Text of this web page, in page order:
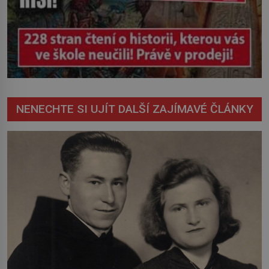
NENECHTE SI UJÍT DALŠÍ ZAJÍMAVÉ ČLÁNKY